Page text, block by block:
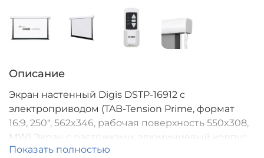
Описание
Экран настенный Digis DSTP-16912 с
электроприводом (TAB-Tension Prime, формат
16:9, 250", 562x346, рабочая поверхность 550x308,
MW) Экран с растяжками, алюминиевый корпус,
пульт ДУ в комплекте
Показать полностью